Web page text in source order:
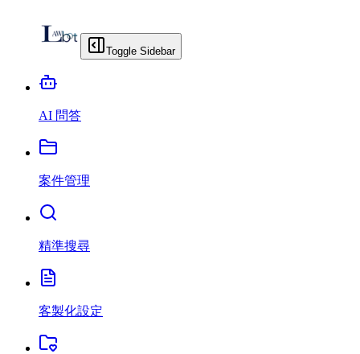
Toggle Sidebar
AI 問答
案件管理
精準搜尋
客製化設定